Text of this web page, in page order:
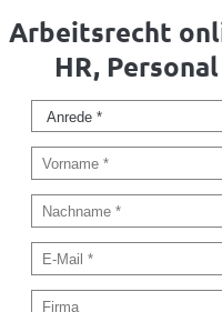
Arbeitsrecht
HR,